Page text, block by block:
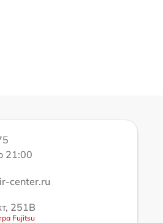
21:00
center.ru
251В
Fujitsu